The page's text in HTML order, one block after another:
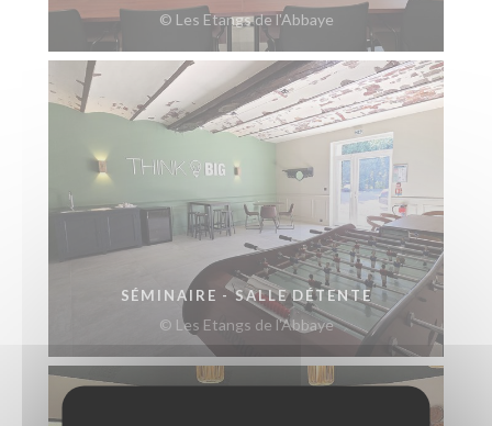
© Les Etangs de l'Abbaye
SÉMINAIRE - SALLE DÉTENTE
© Les Etangs de l'Abbaye